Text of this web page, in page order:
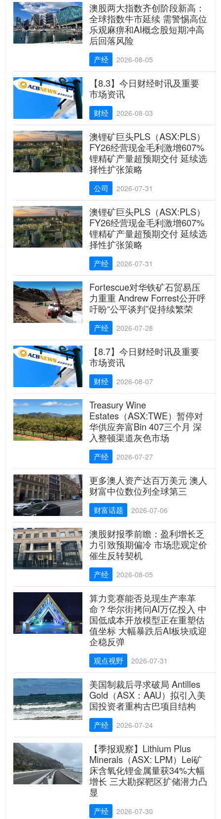
澳股两大指数齐创阶段新高：
全球指数牛市延续 需警惕高位
乐观麻痹和AI概念股短期冲高
后回落风险
产经 2026-08-05
【8.3】今日财经时讯及重要
市场资讯
财经 2026-08-03
澳锂矿巨头PLS（ASX:PLS）
FY26经营现金毛利激增607%
锂精矿产量超预期交付 延续选
择性扩张策略
公司 2026-07-31
澳锂矿巨头PLS（ASX:PLS）
FY26经营现金毛利激增607%
锂精矿产量超预期交付 延续选
择性扩张策略
产经 2026-07-31
Fortescue对华铁矿石贸易压
力重重 Andrew Forrest公开呼
吁盼“公平谈判”促持续繁荣
产经 2026-07-28
【8.7】今日财经时讯及重要
市场资讯
财经 2026-08-07
Treasury Wine
Estates（ASX:TWE）暂停对
华供应奔富Bin 407三个月 深
入整顿渠道灰色市场
产经 2026-07-27
更多澳人资产达百万美元 澳人
财富中位数位列全球第三
财富话题 2026-07-06
澳股财报季前瞻：盈利增长乏
力引致预期偏冷 市场悲观定价
催生反转契机
产经 2026-08-05
算力竞赛能否兑现生产率革
命？华尔街拷问AI万亿投入 中
国低成本开放模型正在重塑估
值坐标 大幅暴跌后AI板块或迎
企稳反弹
观点视野 2026-07-31
美国制裁后寻求破局 Antilles
Gold（ASX：AAU）拟引入美
国投资者重构古巴项目结构
产经 2026-07-24
【季报观察】Lithium Plus
Minerals（ASX: LPM）Lei矿
床含氧化锂金属量获34%大幅
增长 三大勘探靶区扩储潜力凸
显
产经 2026-07-30